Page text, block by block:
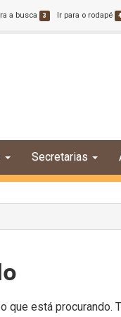
a busca 3 Ir para o rodapé 4
Secretarias
que está procurando.